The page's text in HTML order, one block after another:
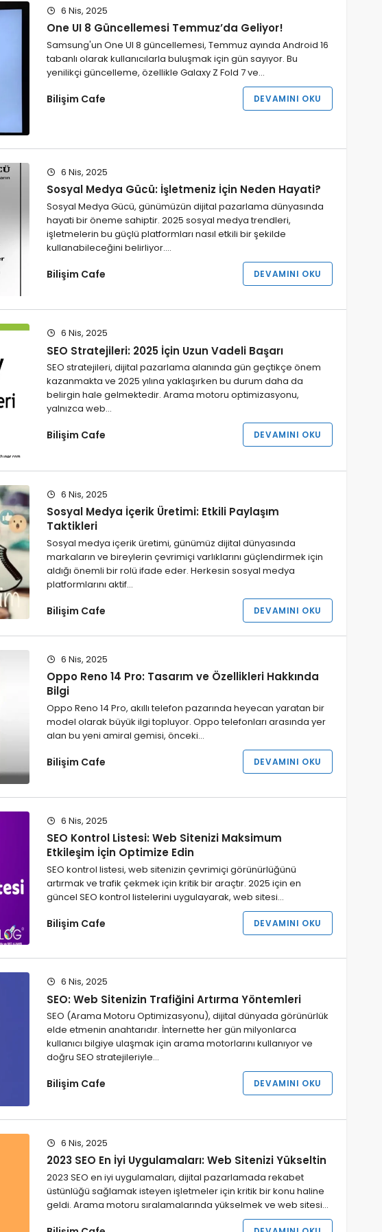
6 Nis, 2025
One UI 8 Güncellemesi Temmuz’da Geliyor!
Samsung'un One UI 8 güncellemesi, Temmuz ayında Android 16
tabanlı olarak kullanıcılarla buluşmak için gün sayıyor. Bu
yenilikçi güncelleme, özellikle Galaxy Z Fold 7 ve…
Bilişim Cafe DEVAMINI OKU
6 Nis, 2025
Sosyal Medya Gücü: İşletmeniz İçin Neden Hayati?
Sosyal Medya Gücü, günümüzün dijital pazarlama dünyasında
hayati bir öneme sahiptir. 2025 sosyal medya trendleri,
işletmelerin bu güçlü platformları nasıl etkili bir şekilde
kullanabileceğini belirliyor.…
Bilişim Cafe DEVAMINI OKU
6 Nis, 2025
SEO Stratejileri: 2025 İçin Uzun Vadeli Başarı
SEO stratejileri, dijital pazarlama alanında gün geçtikçe önem
kazanmakta ve 2025 yılına yaklaşırken bu durum daha da
belirgin hale gelmektedir. Arama motoru optimizasyonu,
yalnızca web…
Bilişim Cafe DEVAMINI OKU
6 Nis, 2025
Sosyal Medya İçerik Üretimi: Etkili Paylaşım
Taktikleri
Sosyal medya içerik üretimi, günümüz dijital dünyasında
markaların ve bireylerin çevrimiçi varlıklarını güçlendirmek için
aldığı önemli bir rolü ifade eder. Herkesin sosyal medya
platformlarını aktif…
Bilişim Cafe DEVAMINI OKU
6 Nis, 2025
Oppo Reno 14 Pro: Tasarım ve Özellikleri Hakkında
Bilgi
Oppo Reno 14 Pro, akıllı telefon pazarında heyecan yaratan bir
model olarak büyük ilgi topluyor. Oppo telefonları arasında yer
alan bu yeni amiral gemisi, önceki…
Bilişim Cafe DEVAMINI OKU
6 Nis, 2025
SEO Kontrol Listesi: Web Sitenizi Maksimum
Etkileşim İçin Optimize Edin
SEO kontrol listesi, web sitenizin çevrimiçi görünürlüğünü
artırmak ve trafik çekmek için kritik bir araçtır. 2025 için en
güncel SEO kontrol listelerini uygulayarak, web sitesi…
Bilişim Cafe DEVAMINI OKU
6 Nis, 2025
SEO: Web Sitenizin Trafiğini Artırma Yöntemleri
SEO (Arama Motoru Optimizasyonu), dijital dünyada görünürlük
elde etmenin anahtarıdır. İnternette her gün milyonlarca
kullanıcı bilgiye ulaşmak için arama motorlarını kullanıyor ve
doğru SEO stratejileriyle…
Bilişim Cafe DEVAMINI OKU
6 Nis, 2025
2023 SEO En İyi Uygulamaları: Web Sitenizi Yükseltin
2023 SEO en iyi uygulamaları, dijital pazarlamada rekabet
üstünlüğü sağlamak isteyen işletmeler için kritik bir konu haline
geldi. Arama motoru sıralamalarında yükselmek ve web sitesi…